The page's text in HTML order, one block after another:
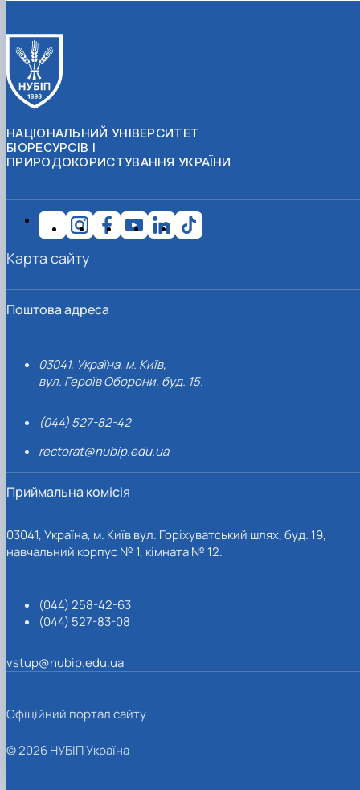
НАЦІОНАЛЬНИЙ УНІВЕРСИТЕТ
БІОРЕСУРСІВ І
ПРИРОДОКОРИСТУВАННЯ УКРАЇНИ
Поштова адреса
03041, Україна, м. Київ,
вул. Героїв Оборони, буд. 15.
(044) 527-82-42
rectorat@nubip.edu.ua
Приймальна комісія
03041, Україна, м. Київ вул. Горіхуватський шлях, буд. 19,
навчальний корпус № 1, кімната № 12.
(044) 258-42-63
(044) 527-83-08
vstup@nubip.edu.ua
Карта сайту
Офіційний портал сайту
© 2026 НУБІП Україна